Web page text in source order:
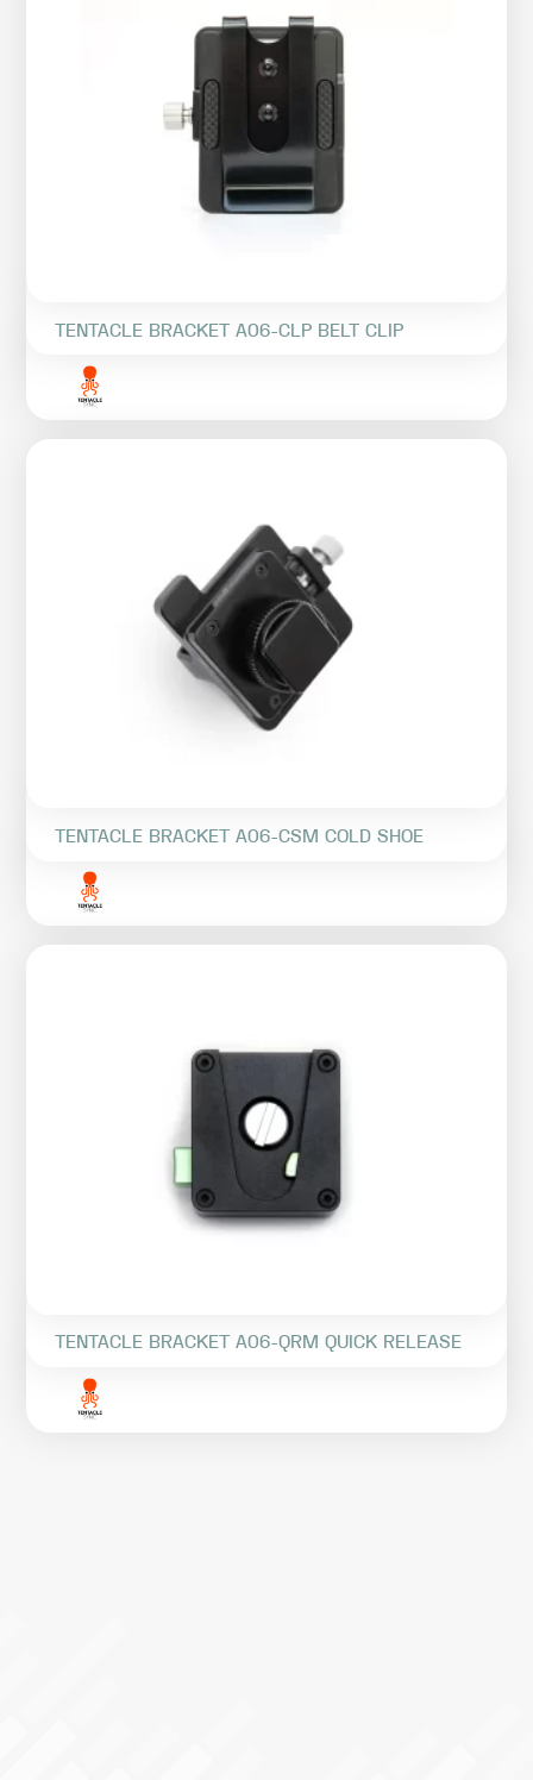
TENTACLE BRACKET A06-CLP BELT CLIP
TENTACLE BRACKET A06-CSM COLD SHOE
TENTACLE BRACKET A06-QRM QUICK RELEASE